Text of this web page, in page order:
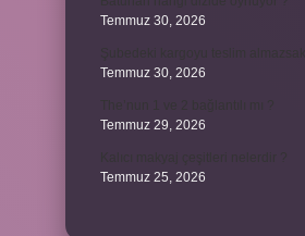
Temmuz 30, 2026
Temmuz 30, 2026
Temmuz 29, 2026
Temmuz 25, 2026